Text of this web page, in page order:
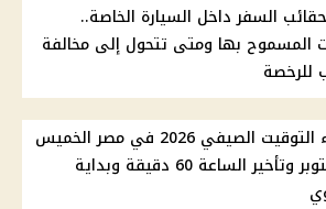
السفر داخل السيارة الخاصة..
المسموح بها ومتى تتحول إلى مخالفة
انتهاء التوقيت الصيفي 2026 في مصر الخميس
29 أكتوبر وتأخير الساعة 60 دقيقة وبداية